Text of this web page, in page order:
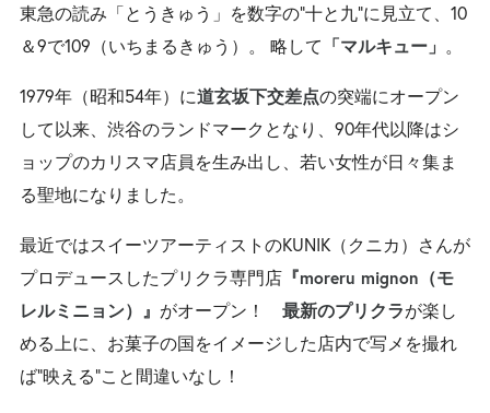
東急の読み「とうきゅう」を数字の“十と九”に見立て、10
＆9で109（いちまるきゅう）。 略して 「マルキュー」 。
1979年（昭和54年）に道玄坂下交差点の突端にオープン
して以来、渋谷のランドマークとなり、90年代以降はシ
ョップのカリスマ店員を生み出し、若い女性が日々集ま
る聖地になりました。
最近ではスイーツアーティストのKUNIK（クニカ）さんが
プロデュースしたプリクラ専門店『moreru mignon（モ
レルミニョン）』 がオープン！ 最新のプリクラが楽し
める上に、お菓子の国をイメージした店内で写メを撮れ
ば“映える”こと間違いなし！